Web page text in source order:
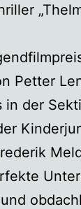
Petter
in der